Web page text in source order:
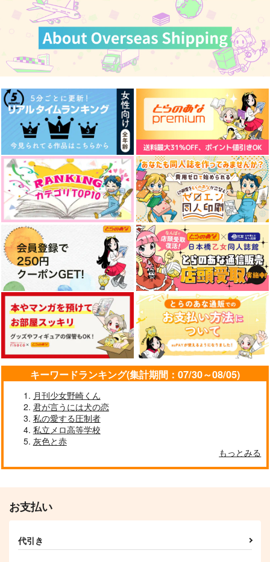
キーワードランキング(集計期間：07/30～08/05)
月刊少女野崎くん
君が言うには犬の恋
私の愛する圧制者
私立メロ高等学校
灰色と赤
もっとみる
お支払い
代引き